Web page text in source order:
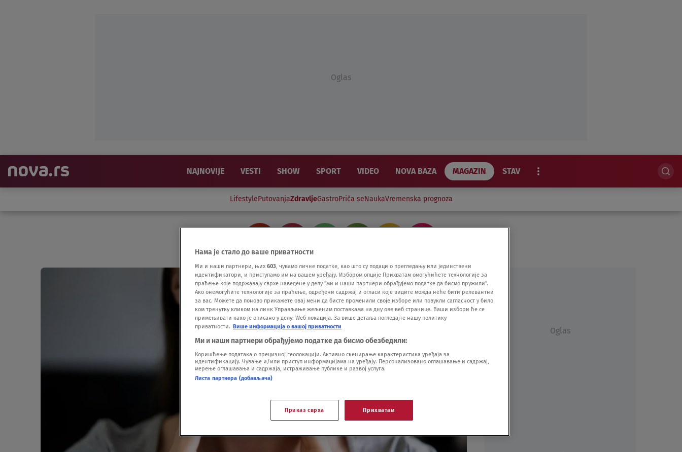
Oglas
NAJNOVIJE VESTI SHOW SPORT VIDEO NOVA BAZA MAGAZIN STAV
LifestylePutovanjaZdravljeGastroPriča seNaukaVremenska prognoza
Oglas
Нама је стало до ваше приватности
Ми и наши партнери, њих 603, чувамо личне податке, као што су подаци о прегледању или јединствени
идентификатори, и приступамо им на вашем уређају. Избором опције Прихватам омогућићете технологије за
праћење које подржавају сврхе наведене у делу "ми и наши партнери обрађујемо податке да бисмо пружили".
Ако онемогућите технологије за праћење, одређени садржај и огласи које видите можда неће бити релевантни
за вас. Можете да поново прикажете овај мени да бисте променили своје изборе или повукли сагласност у било
ком тренутку кликом на линк Управљање жељеним поставкама на дну ове веб странице. Ваши избори ће се
примењивати како је описано у делу: Wеб локација. За више детаља погледајте нашу политику
приватности. Више информација о вашој приватности
Ми и наши партнери обрађујемо податке да бисмо обезбедили:
Коришћење података о прецизној геолокацији. Активно скенирање карактеристика уређаја за
идентификацију. Чување и/или приступ информацијама на уређају. Персонализовано оглашавање и садржај,
мерење оглашавања и садржаја, истраживање публике и развој услуга.
Листа партнера (добављача)
Приказ сврха Прихватам